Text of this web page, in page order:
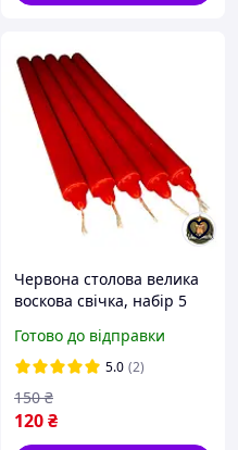
Червона столова велика
воскова свічка, набір 5
Готово до відправки
5.0 (2)
120₴
150 ₴